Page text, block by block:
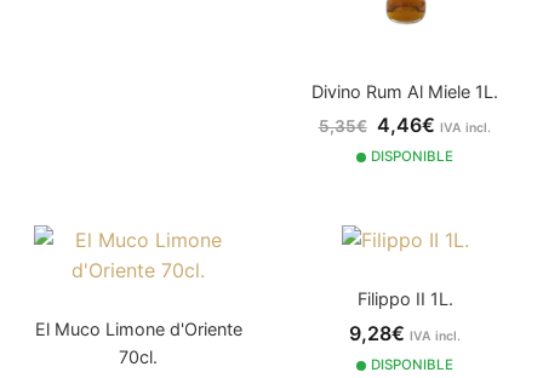
Divino Rum Al Miele 1L.
5,35€ 4,46€IVA incl.
DISPONIBLE
El Muco Limone d'Oriente
70cl.
Filippo II 1L.
9,28€ IVA incl.
DISPONIBLE